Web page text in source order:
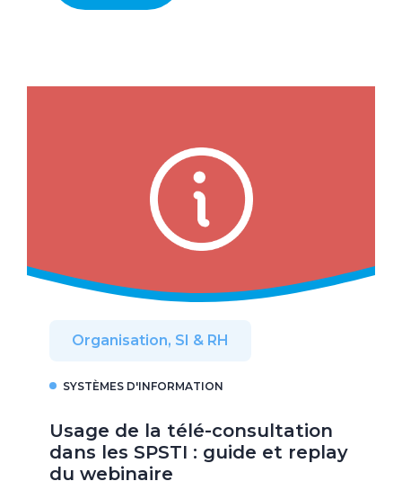
Organisation, SI & RH
SYSTÈMES D'INFORMATION
Usage de la télé-consultation
dans les SPSTI : guide et replay
du webinaire